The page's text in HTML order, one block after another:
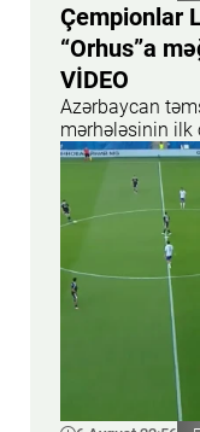
Çempionlar
“Orhus”a
VİDEO
Azərbaycan
mərhələsinin ilk